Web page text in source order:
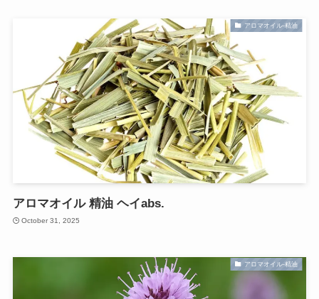
アロマオイル-精油
アロマオイル 精油 ヘイabs.
October 31, 2025
アロマオイル-精油